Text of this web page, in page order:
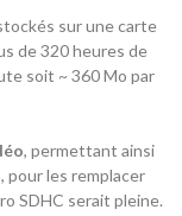
sur une carte
de 320 heures de
soit ~ 360 Mo par
, permettant ainsi
pour les remplacer
SDHC serait pleine.